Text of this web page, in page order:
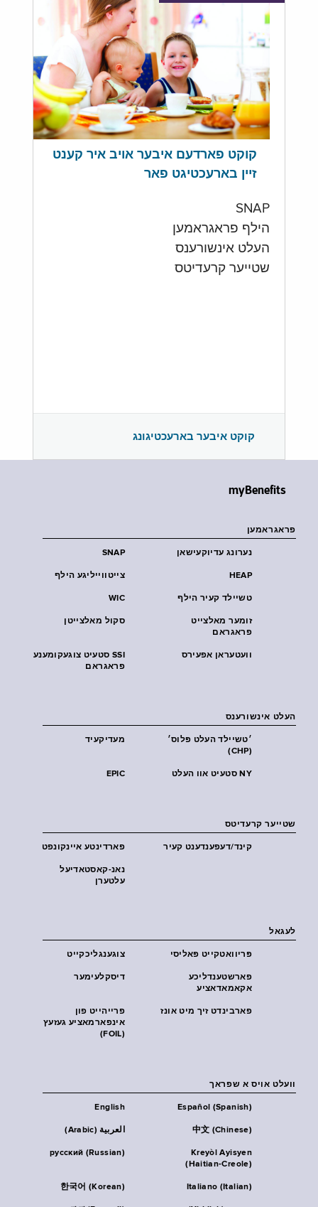
קוקט פארדעם איבער אויב איר קענט
זיין בארעכטיגט פאר
SNAP
הילף פראגראמען
העלט אינשורענס
שטייער קרעדיטס
קוקט איבער בארעכטיגונג
myBenefits
פראגראמען
SNAP נערונג עדיוקעישאן
צייטווייליגע הילף HEAP
WIC טשיילד קעיר הילף
סקול מאלצייטן
זומער מאלצייט
פראגראם
SSI סטעיט צוגעקומענע
פראגראם
וועטעראן אפעירס
העלט אינשורענס
מעדיקעיד
׳טשיילד העלט פּלוס׳
(CHP)
EPIC NY סטעיט אוו העלט
שטייער קרעדיטס
פארדינטע איינקונפט קינד/דעפענדענט קעיר
נאנ-קאסטאדיעל
עלטערן
לעגאל
צוגענגליכקייט פּריוואטקייט פּאליסי
דיסקלעימער
פארשטענדליכע
אקאמאדאציע
פרייהייט פון
אינפארמאציע געזעץ
(FOIL)
פארבינדט זיך מיט אונז
וועלט אויס א שפראך
English Español (Spanish)
العربية (Arabic) 中文 (Chinese)
русский (Russian)
Kreyòl Ayisyen
(Haitian-Creole)
한국어 (Korean) Italiano (Italian)